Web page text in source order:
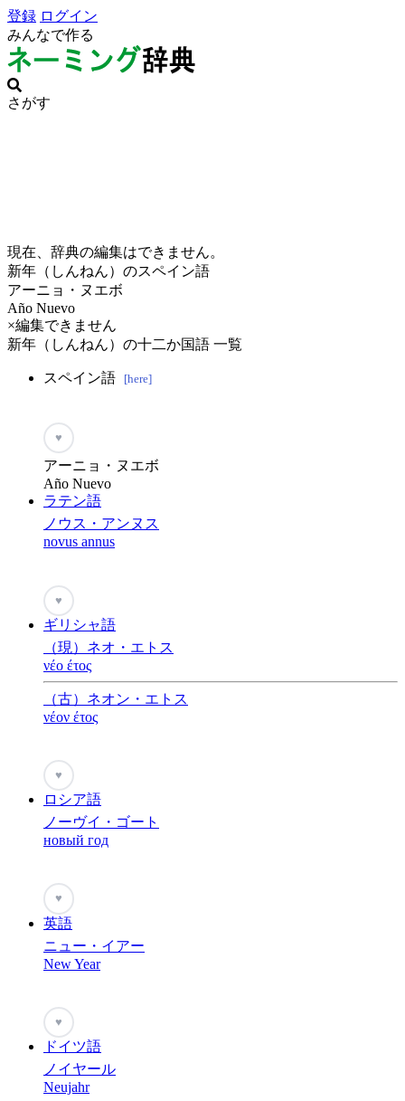
登録 ログイン
みんなで作る
さがす
現在、辞典の編集はできません。
新年（しんねん）のスペイン語
アーニョ・ヌエボ
Año Nuevo
×編集できません
新年（しんねん）の十二か国語 一覧
スペイン語 [here]
♥
アーニョ・ヌエボ
Año Nuevo
ラテン語
ノウス・アンヌス
novus annus
♥
ギリシャ語
（現）ネオ・エトス
νέο έτος
（古）ネオン・エトス
νέον έτος
♥
ロシア語
ノーヴイ・ゴート
новый год
♥
英語
ニュー・イアー
New Year
♥
ドイツ語
ノイヤール
Neujahr